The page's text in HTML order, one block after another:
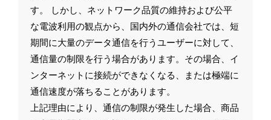
す。 しかし、ネットワーク品質の維持および公平
な電波利用の観点から、国内外の通信会社では、短
期間に大量のデータ通信を行うユーザーに対して、
通信量の制限を行う場合があります。その場合、イ
ンターネットに接続ができなくなる、または極端に
通信速度が落ちることがあります。
上記理由により、通信の制限が発生した場合、商品